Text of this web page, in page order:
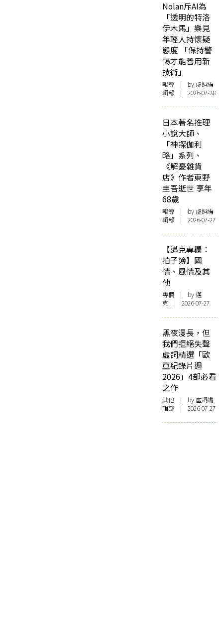
Nolan斥AI為
「透明的特洛
伊木馬」樂見
年輕人持懷疑
態度 「保持警
惕才能善用新
技術」
報導 | by 虛詞編
輯部 | 2026-07-28
日本著名推理
小說大師、
「神探伽利
略」系列、
《解憂雜貨
店》作者東野
圭吾逝世 享年
68歲
報導 | by 虛詞編
輯部 | 2026-07-27
【邁克專欄：
拍子簿】國
情、風情及其
他
專欄 | by邁
克 | 2026-07-27
黑夜漫長，但
我們拒絕失聲
虛詞精選「歐
亞紀錄片週
2026」4部必看
之作
其他 | by 虛詞編
輯部 | 2026-07-27